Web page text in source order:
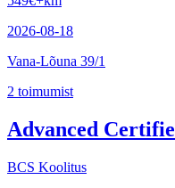
2026-08-18
Vana-Lõuna 39/1
2 toimumist
Advanced
BCS Koolitus